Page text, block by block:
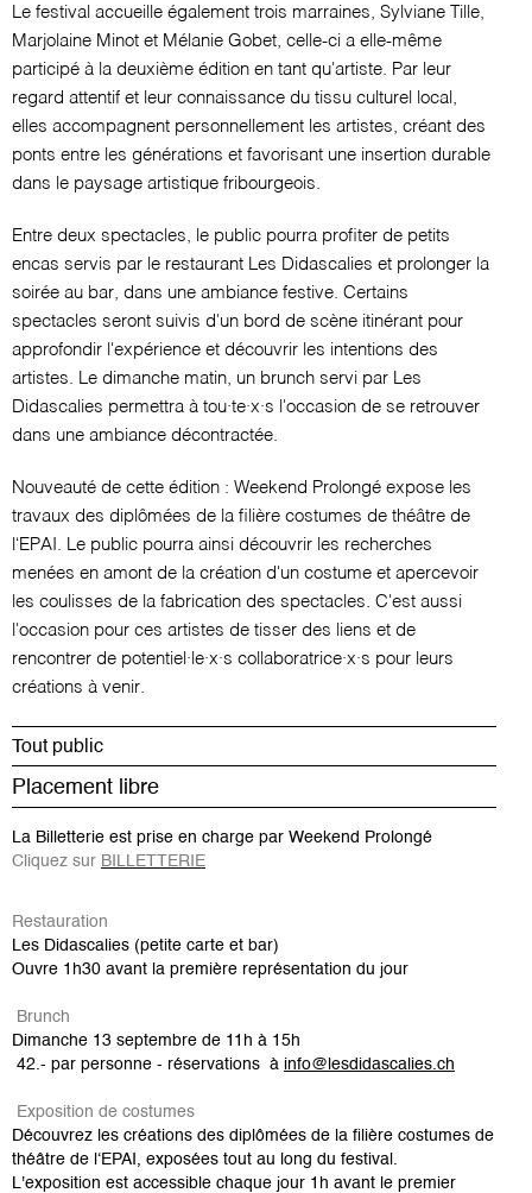
Le festival accueille également trois marraines, Sylviane Tille,
Marjolaine Minot et Mélanie Gobet, celle-ci a elle-même
participé à la deuxième édition en tant qu'artiste. Par leur
regard attentif et leur connaissance du tissu culturel local,
elles accompagnent personnellement les artistes, créant des
ponts entre les générations et favorisant une insertion durable
dans le paysage artistique fribourgeois.
Entre deux spectacles, le public pourra profiter de petits
encas servis par le restaurant Les Didascalies et prolonger la
soirée au bar, dans une ambiance festive. Certains
spectacles seront suivis d'un bord de scène itinérant pour
approfondir l'expérience et découvrir les intentions des
artistes. Le dimanche matin, un brunch servi par Les
Didascalies permettra à tou·te·x·s l'occasion de se retrouver
dans une ambiance décontractée.
Nouveauté de cette édition : Weekend Prolongé expose les
travaux des diplômées de la filière costumes de théâtre de
l‘EPAI. Le public pourra ainsi découvrir les recherches
menées en amont de la création d'un costume et apercevoir
les coulisses de la fabrication des spectacles. C'est aussi
l'occasion pour ces artistes de tisser des liens et de
rencontrer de potentiel·le·x·s collaboratrice·x·s pour leurs
créations à venir.
Tout public
Placement libre
La Billetterie est prise en charge par Weekend Prolongé
Cliquez sur BILLETTERIE
Restauration
Les Didascalies (petite carte et bar)
Ouvre 1h30 avant la première représentation du jour
Brunch
Dimanche 13 septembre de 11h à 15h
42.- par personne - réservations à info@lesdidascalies.ch
Exposition de costumes
Découvrez les créations des diplômées de la filière costumes de
théâtre de l‘EPAI, exposées tout au long du festival.
L'exposition est accessible chaque jour 1h avant le premier